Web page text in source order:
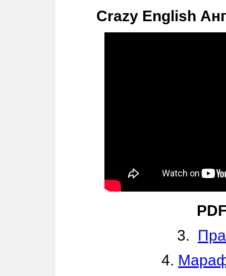
Crazy English
3.
4.